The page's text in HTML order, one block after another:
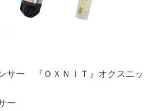
サー 『ＯＸＮＩＴ』オクスニッ
ー